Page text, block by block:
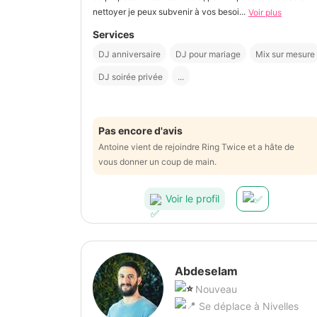
nettoyer je peux subvenir à vos besoi... Voir plus
Services
DJ anniversaire DJ pour mariage Mix sur mesure
DJ soirée privée ...
Pas encore d'avis
Antoine vient de rejoindre Ring Twice et a hâte de
vous donner un coup de main.
Voir le profil
Abdeselam
Nouveau
Se déplace à Nivelles